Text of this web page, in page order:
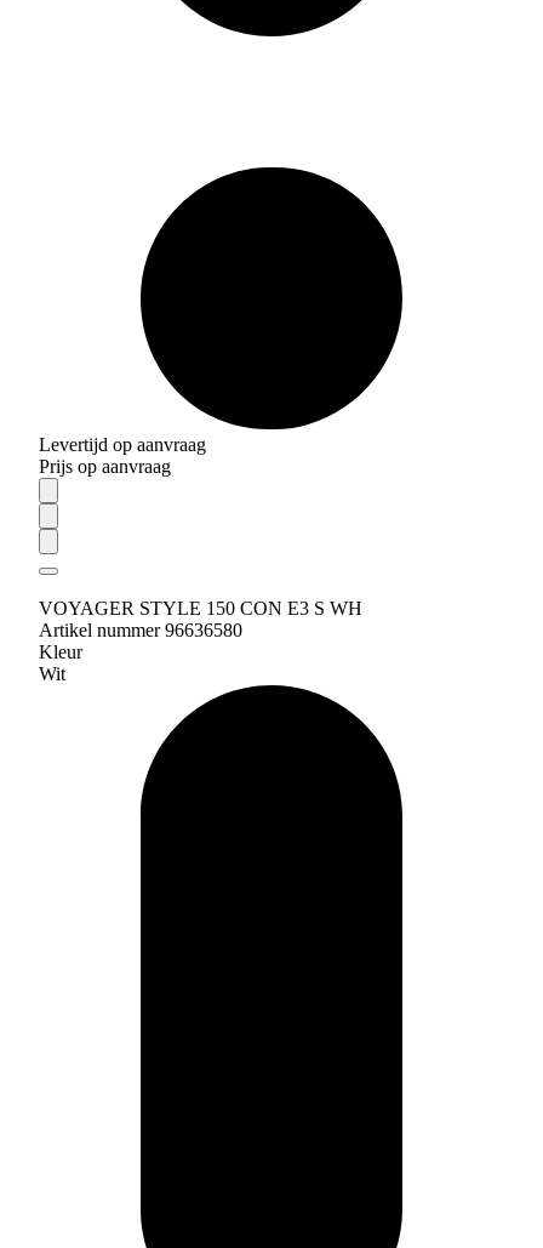
Levertijd op aanvraag
Prijs op aanvraag
VOYAGER STYLE 150 CON E3 S WH
Artikel nummer 96636580
Kleur
Wit